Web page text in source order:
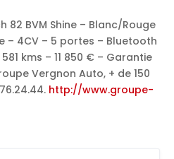
82 BVM Shine – Blanc/Rouge
– 4CV – 5 portes – Bluetooth
kms – 11 850 € – Garantie
Vergnon Auto, + de 150
http://www.groupe-